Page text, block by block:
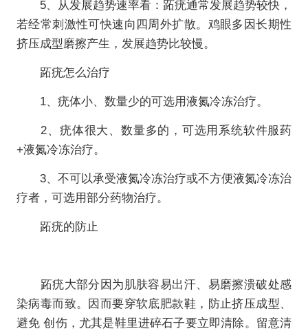
5、从发展趋势速率看：跖疣通常发展趋势较快，
若经常刺激性可快速向四周外扩散。鸡眼多因长期性
挤压成型磨擦产生，发展趋势比较慢。
跖疣怎么治疗
1、疣体小、数量少的可选用液氮冷冻治疗。
2、疣体很大、数量多的，可选用系统软件服药
+液氮冷冻治疗。
3、不可以承受液氮冷冻治疗或不方便液氮冷冻治
疗者，可选用部分药物治疗。
跖疣的防止
跖疣大部分因为肌肤容易出汗、易磨擦溃破处感
染病毒而致。因而要穿软底肥款鞋，防止挤压成型、
避免 创伤，尤其是鞋里进碎石子要立即清除。留意清